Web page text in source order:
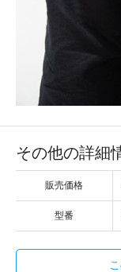
その他の詳細
販売価格
型番